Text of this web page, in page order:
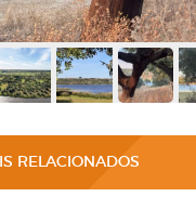
RELACIONADOS